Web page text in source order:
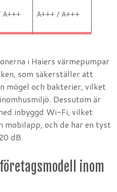
A+++ A+++ / A+++
i Haiers värmepumpar
som säkerställer att
mögel och bakterier, vilket
Dessutom är
inbyggd Wi-Fi, vilket
och de har en tyst
dB.
inom